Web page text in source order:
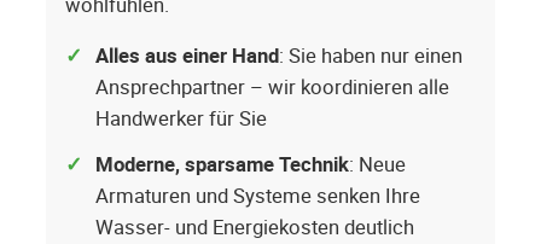
Alles aus einer Hand: Sie haben nur einen
Ansprechpartner – wir koordinieren alle
Handwerker für Sie
Moderne, sparsame Technik: Neue
Armaturen und Systeme senken Ihre
Wasser- und Energiekosten deutlich